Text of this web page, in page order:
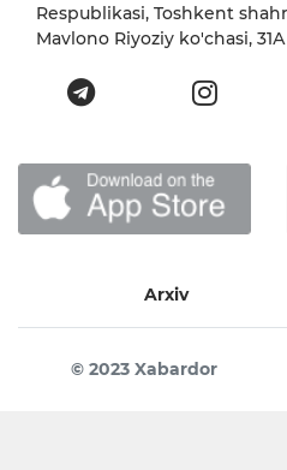
Respublikasi, Toshkent
Mavlono Riyoziy ko'chasi,
Arxiv
© 2023 Xabardor